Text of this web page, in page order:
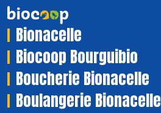
Bionacelle
Biocoop Bourguibio
Boucherie Bionacelle
Boulangerie Bionacelle